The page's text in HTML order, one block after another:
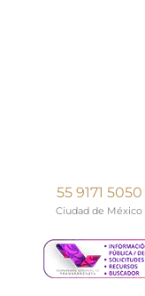
55 9171 5050
Ciudad de México